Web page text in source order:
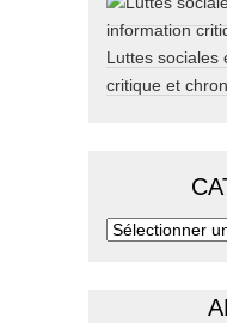
Luttes sociales
critique et